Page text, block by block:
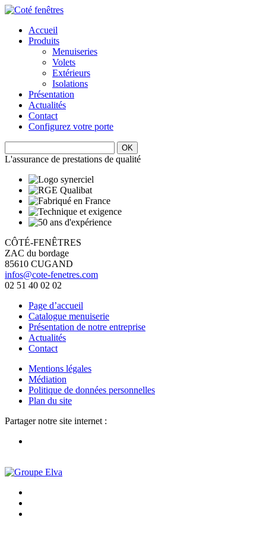
Accueil
Produits
Menuiseries
Volets
Extérieurs
Isolations
Présentation
Actualités
Contact
Configurez votre porte
L'assurance de prestations de qualité
CÔTÉ-FENÊTRES
ZAC du bordage
85610 CUGAND
infos@cote-fenetres.com
02 51 40 02 02
Page d’accueil
Catalogue menuiserie
Présentation de notre entreprise
Actualités
Contact
Mentions légales
Médiation
Politique de données personnelles
Plan du site
Partager notre site internet :